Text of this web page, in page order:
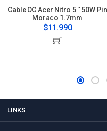
Cable DC Acer Nitro 5 150W Pin
Morado 1.7mm
$11.990
LINKS